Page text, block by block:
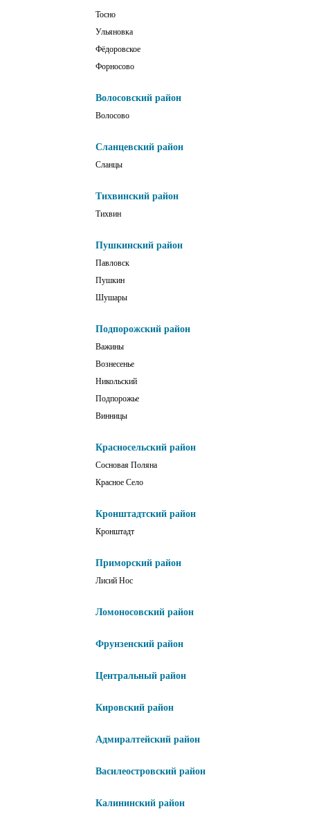
Тосно
Ульяновка
Фёдоровское
Форносово
Волосовский район
Волосово
Сланцевский район
Сланцы
Тихвинский район
Тихвин
Пушкинский район
Павловск
Пушкин
Шушары
Подпорожский район
Важины
Вознесенье
Никольский
Подпорожье
Винницы
Красносельский район
Сосновая Поляна
Красное Село
Кронштадтский район
Кронштадт
Приморский район
Лисий Нос
Ломоносовский район
Фрунзенский район
Центральный район
Кировский район
Адмиралтейский район
Василеостровский район
Калининский район